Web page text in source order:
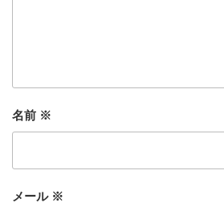
名前 ※
メール ※